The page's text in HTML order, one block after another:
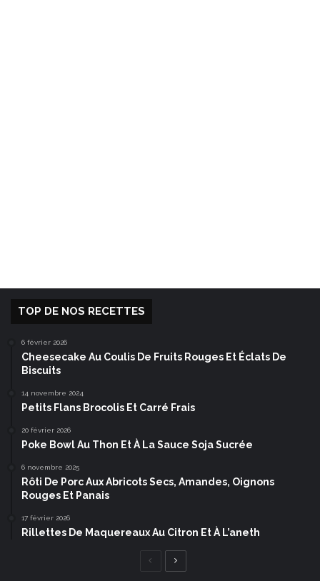
TOP DE NOS RECETTES
6 février 2026
Cheesecake Au Coulis De Fruits Rouges Et Éclats De
Biscuits
14 novembre 2024
Petits Flans Brocolis Et Carré Frais
20 février 2026
Poke Bowl Au Thon Et À La Sauce Soja Sucrée
6 novembre 2025
Rôti De Porc Aux Abricots Secs, Amandes, Oignons
Rouges Et Panais
17 février 2026
Rillettes De Maquereaux Au Citron Et À L’aneth
Page